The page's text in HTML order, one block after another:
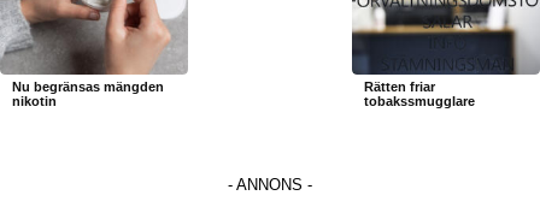
Nu begränsas mängden
nikotin
Rätten friar
tobakssmugglare